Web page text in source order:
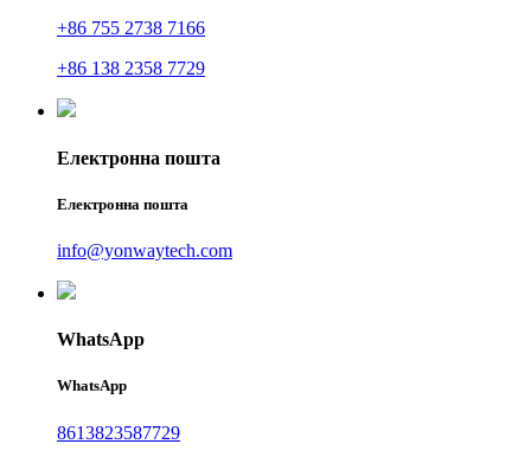
+86 755 2738 7166
+86 138 2358 7729
Електронна пошта
Електронна пошта
info@yonwaytech.com
WhatsApp
WhatsApp
8613823587729